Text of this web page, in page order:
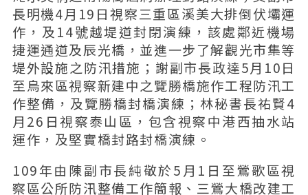
長明機4月19日視察三重區溪美大排倒伏壩運
作，及14號越堤道封閉演練，該處鄰近機場
捷運通道及辰光橋，並進一步了解觀光市集等
堤外設施之防汛措施；謝副市長政達5月10日
至烏來區視察新建中之覽勝橋施作工程防汛工
作整備，及覽勝橋封橋演練；林秘書長祐賢4
月26日視察泰山區，包含視察中港西抽水站
運作，及堅實橋封路封橋演練。
109年由陳副市長純敬於5月1日至鶯歌區視
察區公所防汛整備工作簡報、三鶯大橋改建工